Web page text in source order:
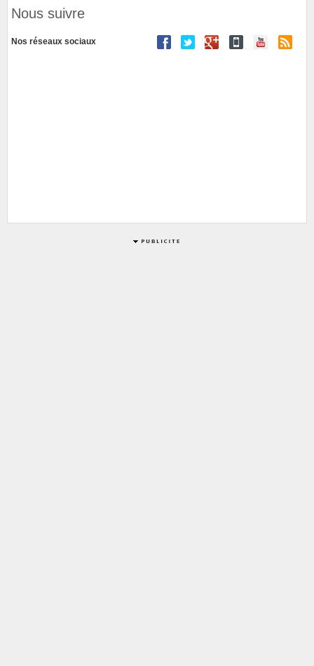
Nous suivre
Nos réseaux sociaux